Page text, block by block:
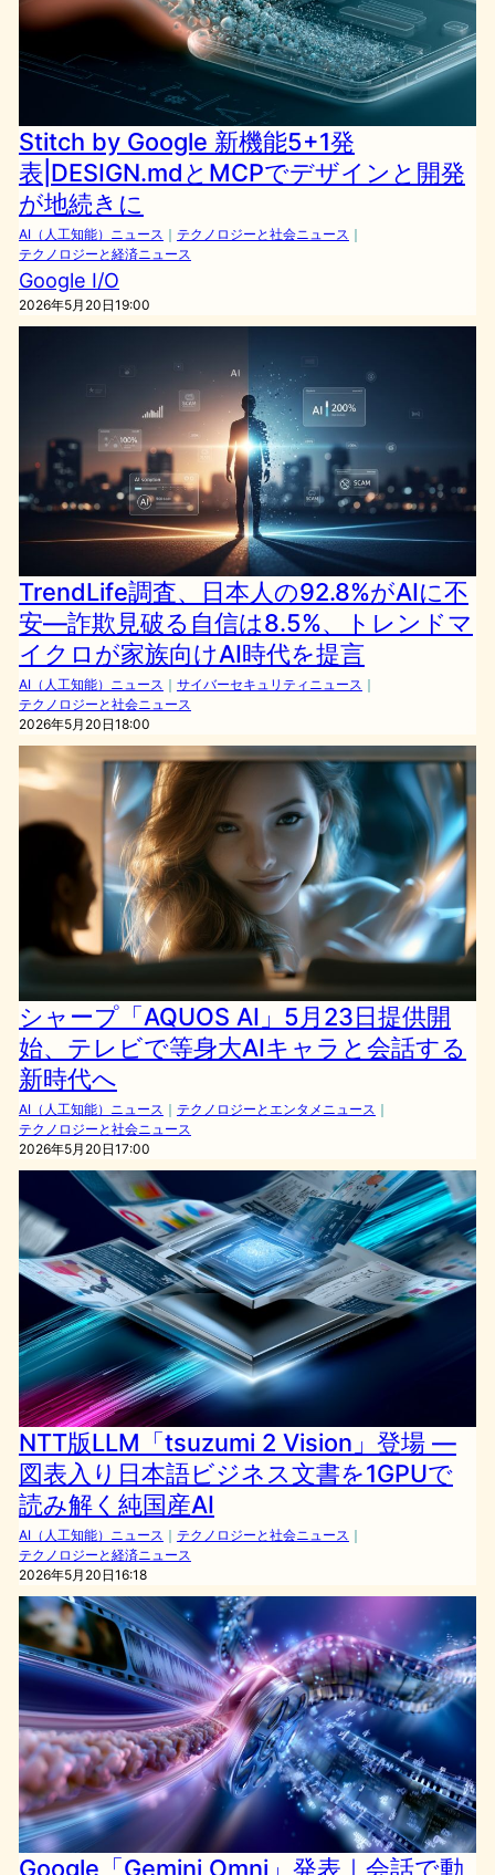
Stitch by Google 新機能5+1発
表|DESIGN.mdとMCPでデザインと開発
が地続きに
AI（人工知能）ニュース ｜ テクノロジーと社会ニュース ｜
テクノロジーと経済ニュース
Google I/O
2026年5月20日19:00
TrendLife調査、日本人の92.8%がAIに不
安―詐欺見破る自信は8.5%、トレンドマ
イクロが家族向けAI時代を提言
AI（人工知能）ニュース ｜ サイバーセキュリティニュース ｜
テクノロジーと社会ニュース
2026年5月20日18:00
シャープ「AQUOS AI」5月23日提供開
始、テレビで等身大AIキャラと会話する
新時代へ
AI（人工知能）ニュース ｜ テクノロジーとエンタメニュース ｜
テクノロジーと社会ニュース
2026年5月20日17:00
NTT版LLM「tsuzumi 2 Vision」登場 ―
図表入り日本語ビジネス文書を1GPUで
読み解く純国産AI
AI（人工知能）ニュース ｜ テクノロジーと社会ニュース ｜
テクノロジーと経済ニュース
2026年5月20日16:18
Google「Gemini Omni」発表｜会話で動